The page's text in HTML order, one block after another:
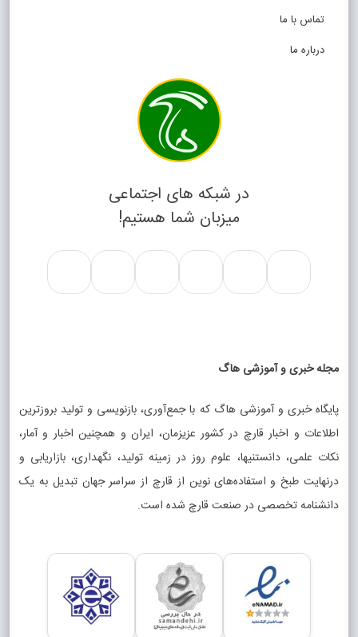
تماس با ما
درباره ما
در شبکه های اجتماعی
میزبان شما هستیم!
مجله خبری و آموزشی هاگ
پایگاه خبری و آموزشی هاگ که با جمع‌آوری، بازنویسی و تولید بروزترین
اطلاعات و اخبار قارچ در کشور عزیزمان، ایران و همچنین اخبار و آمار،
نکات علمی، دانستنیها، علوم روز در زمینه تولید، نگهداری، بازاریابی و
درنهایت طبخ و استفاده‌های نوین از قارچ از سراسر جهان تبدیل به یک
دانشنامه تخصصی در صنعت قارچ شده است.